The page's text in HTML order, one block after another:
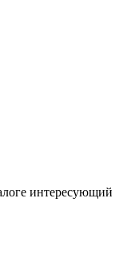
интересующий